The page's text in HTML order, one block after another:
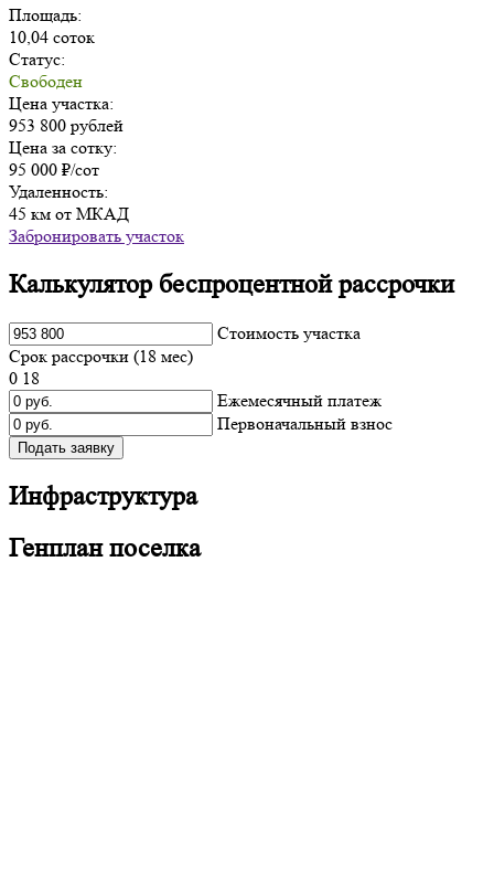
Площадь:
10,04 соток
Статус:
Свободен
Цена участка:
953 800 рублей
Цена за сотку:
95 000 ₽/сот
Удаленность:
45 км от МКАД
Забронировать участок
Калькулятор беспроцентной рассрочки
Cтоимость участка
Срок рассрочки (18 мес)
0 18
Ежемесячный платеж
Первоначальный взнос
Подать заявку
Инфраструктура
Генплан поселка